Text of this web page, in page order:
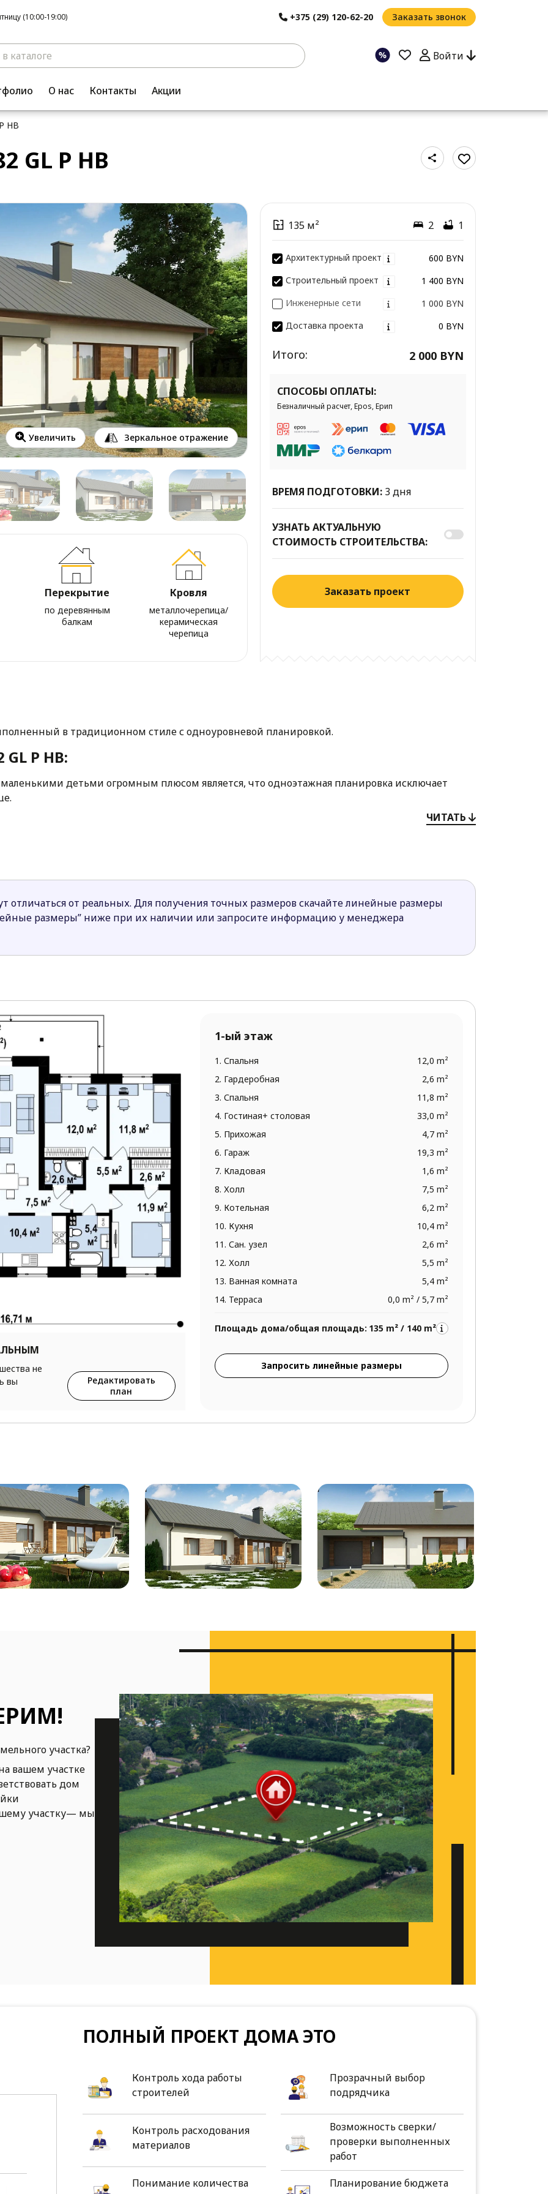
(10:00-19:00) +375 (29) 120-62-20 Заказать звонок
Войти
О нас Контакты Акции
HB
GL P HB
Увеличить Зеркальное отражение
Перекрытие
по деревянным
балкам
Кровля
металлочерепица/
керамическая
черепица
135 м² 2 1
Архитектурный проект
600 BYN
Строительный проект
1 400 BYN
Инженерные сети
1 000 BYN
Доставка проекта
0 BYN
Итого: 2 000 BYN
СПОСОБЫ ОПЛАТЫ:
Безналичный расчет, Epos, Ерип
ВРЕМЯ ПОДГОТОВКИ: 3 дня
УЗНАТЬ АКТУАЛЬНУЮ
СТОИМОСТЬ СТРОИТЕЛЬСТВА:
Заказать проект
в традиционном стиле с одноуровневой планировкой.
P HB:
детьми огромным плюсом является, что одноэтажная планировка исключает
вход с прихожей, а это облегчает и делает значительно быстрее распаковку покупок и их
нет необходимости переходить к машине через улицу, что особенно хорошо в плохую
дома по данному проекту объясняется простой формой строения и двускатной кровлей.
семьи из 4 человек.
ЧИТАТЬ
от реальных. Для получения точных размеров скачайте линейные размеры
размеры” ниже при их наличии или запросите информацию у менеджера
не
вы
Редактировать
план
1-ый этаж
1. Спальня
12,0 m²
2. Гардеробная
2,6 m²
3. Спальня
11,8 m²
4. Гостиная+ столовая
33,0 m²
5. Прихожая
4,7 m²
6. Гараж
19,3 m²
7. Кладовая
1,6 m²
8. Холл
7,5 m²
9. Котельная
6,2 m²
10. Кухня
10,4 m²
11. Сан. узел
2,6 m²
12. Холл
5,5 m²
13. Ванная комната
5,4 m²
14. Терраса
0,0 m² / 5,7 m²
Площадь дома/общая площадь: 135 m² / 140 m²
Запросить линейные размеры
участка?
вашем участке
дом
участку— мы
ПОЛНЫЙ ПРОЕКТ ДОМА ЭТО
Контроль хода работы
строителей
Прозрачный выбор
подрядчика
Контроль расходования
материалов
Возможность сверки/
проверки выполненных
работ
Понимание количества
Планирование бюджета